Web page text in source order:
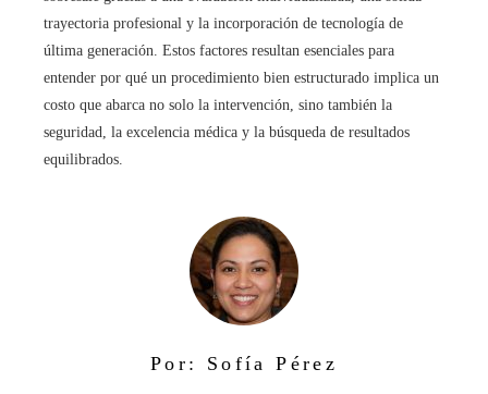
trayectoria profesional y la incorporación de tecnología de
última generación. Estos factores resultan esenciales para
entender por qué un procedimiento bien estructurado implica un
costo que abarca no solo la intervención, sino también la
seguridad, la excelencia médica y la búsqueda de resultados
equilibrados.
Por: Sofía Pérez